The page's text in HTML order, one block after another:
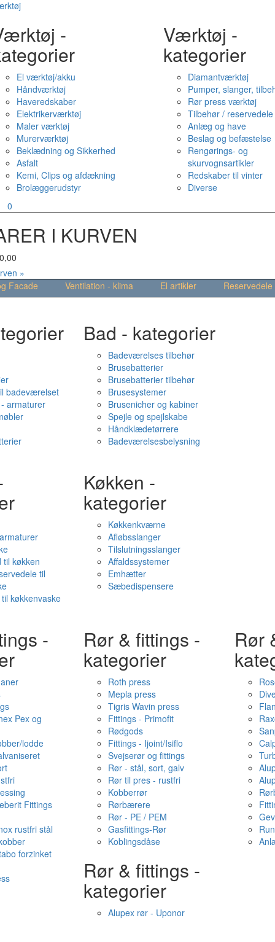
-
El værktøj/akku
Håndværktøj
Haveredskaber
Elektrikerværktøj
Maler værktøj
Murerværktøj
Beklædning og Sikkerhed
Asfalt
Kemi, Clips og afdækning
Brolæggerudstyr
Værktøj -
kategorier
Diamantværktøj
Pumper, slanger,
Rør press værktøj
Tilbehør / reservedele
Anlæg og have
Beslag og befæstelse
Rengørings- og
skurvognsartikler
Redskaber til vinter
Diverse
0
I KURVEN
0,00
»
Facade Ventilation - klima El artikler
Reservedele
badeværelset
armaturer
Bad - kategorier
Badeværelses tilbehør
Brusebatterier
Brusebatterier tilbehør
Brusesystemer
Brusenicher og kabiner
Spejle og spejlskabe
Håndklædetørrere
Badeværelsesbelysning
til køkken
til
køkkenvaske
Køkken -
kategorier
Køkkenkværne
Afløbsslanger
Tilslutningsslanger
Affaldssystemer
Emhætter
Sæbedispensere
-
Pex og
lodde
Fittings
rustfri stål
forzinket
Rør & fittings -
kategorier
Roth press
Mepla press
Tigris Wavin press
Fittings - Primofit
Rødgods
Fittings - Ijoint/Isiflo
Svejserør og fittings
Rør - stål, sort, galv
Rør til pres - rustfri
Kobberrør
Rørbærere
Rør - PE / PEM
Gasfittings-Rør
Koblingsdåse
Rør
Rør & fittings -
kategorier
Alupex rør - Uponor